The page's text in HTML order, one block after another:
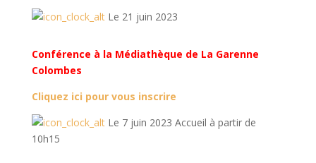
Le 21 juin 2023
Conférence à la Médiathèque de La Garenne
Colombes
Cliquez ici pour vous inscrire
Le 7 juin 2023 Accueil à partir de
10h15